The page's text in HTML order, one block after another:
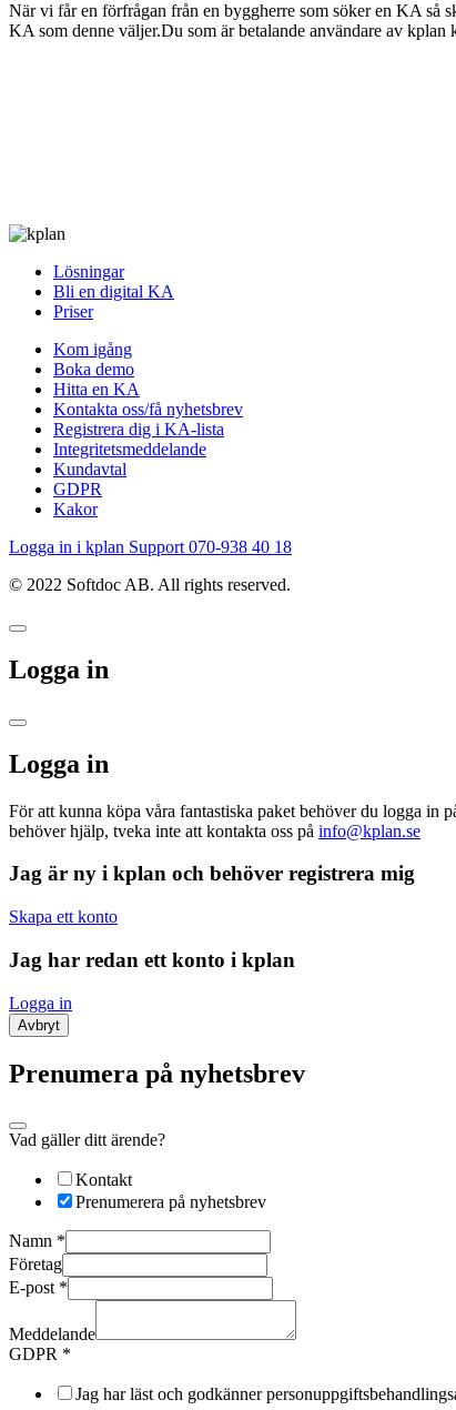
När vi får en förfrågan från en byggherre som söker en KA så
KA som denne väljer.Du som är betalande användare av
Lösningar
Bli en digital KA
Priser
Kom igång
Boka demo
Hitta en KA
Kontakta oss/få nyhetsbrev
Registrera dig i KA-lista
Integritetsmeddelande
Kundavtal
GDPR
Kakor
Logga in i kplan Support 070-938 40 18
© 2022 Softdoc AB. All rights reserved.
Logga in
Logga in
För att kunna köpa våra fantastiska paket behöver du logga in
behöver hjälp, tveka inte att kontakta oss på info@kplan.se
Jag är ny i kplan och behöver registrera mig
Skapa ett konto
Jag har redan ett konto i kplan
Logga in
Avbryt
Prenumera på nyhetsbrev
Vad gäller ditt ärende?
Kontakt
Prenumerera på nyhetsbrev
Namn *
Företag
E-post *
Meddelande
GDPR *
Jag har läst och godkänner